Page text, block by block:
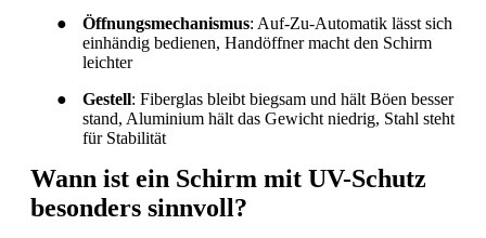
●
Öffnungsmechanismus: Auf-Zu-Automatik lässt sich
einhändig bedienen, Handöffner macht den Schirm
leichter
●
Gestell: Fiberglas bleibt biegsam und hält Böen besser
stand, Aluminium hält das Gewicht niedrig, Stahl steht
für Stabilität
Wann ist ein Schirm mit UV-Schutz
besonders sinnvoll?